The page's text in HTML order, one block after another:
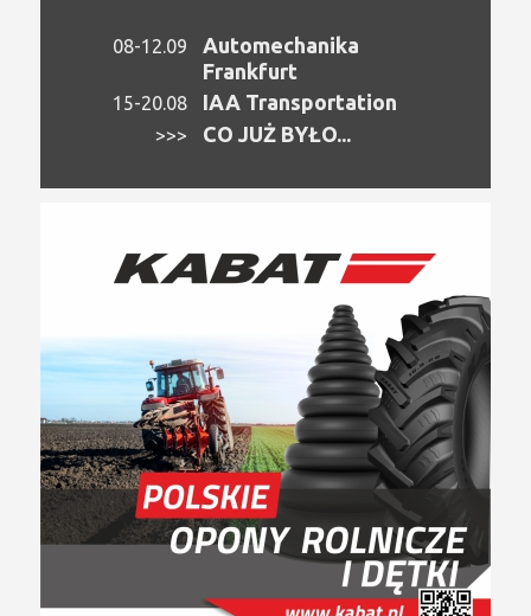
08-12.09
Automechanika
Frankfurt
15-20.08 IAA Transportation
>>> CO JUŻ BYŁO...